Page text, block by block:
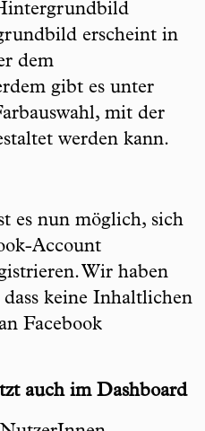
erscheint in
dem
gibt es unter
mit der
werden kann.
es nun möglich, sich
Account
Wir haben
keine Inhaltlichen
Facebook
auch im Dashboard